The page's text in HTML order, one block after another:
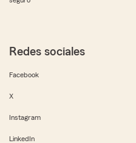
Redes sociales
Facebook
X
Instagram
LinkedIn